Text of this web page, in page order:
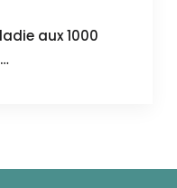
aux 1000